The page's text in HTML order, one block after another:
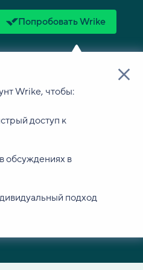
Попробовать Wrike
Wrike, чтобы:
доступ к
обсуждениях в
подход